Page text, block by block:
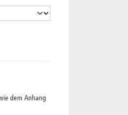
dem Anhang